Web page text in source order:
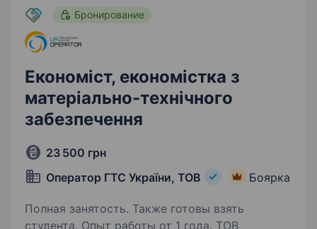
Бронирование
Економіст, економістка з
матеріально-технічного
забезпечення
23 500 грн
Оператор ГТС України, ТОВ
Боярка
Полная занятость. Также готовы взять
студента. Опыт работы от 1 года. ТОВ